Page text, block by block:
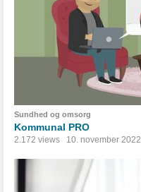
Sundhed og omsorg
Kommunal PRO
2.172 views 10. november 2022